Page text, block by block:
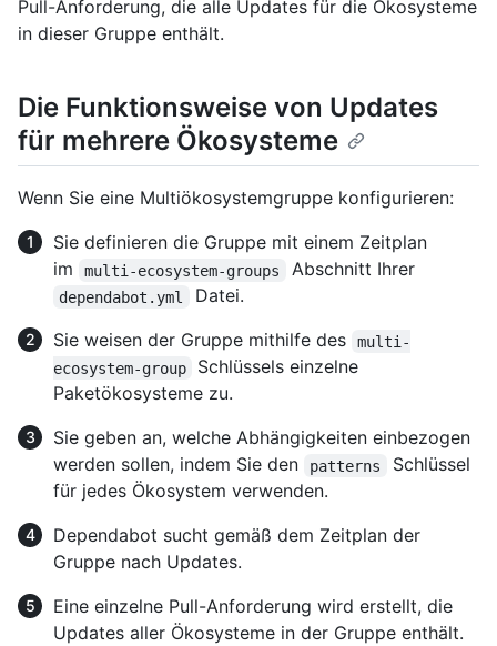
Pull-Anforderung, die alle Updates für die Ökosysteme
in dieser Gruppe enthält.
Die Funktionsweise von Updates
für mehrere Ökosysteme
Wenn Sie eine Multiökosystemgruppe konfigurieren:
Sie definieren die Gruppe mit einem Zeitplan
im
multi-ecosystem-groups Abschnitt Ihrer
dependabot.yml
Datei.
Sie weisen der Gruppe mithilfe des
multi-
ecosystem-group
Schlüssels einzelne
Paketökosysteme zu.
Sie geben an, welche Abhängigkeiten einbezogen
werden sollen, indem Sie den
patterns
Schlüssel
für jedes Ökosystem verwenden.
Dependabot sucht gemäß dem Zeitplan der
Gruppe nach Updates.
Eine einzelne Pull-Anforderung wird erstellt, die
Updates aller Ökosysteme in der Gruppe enthält.